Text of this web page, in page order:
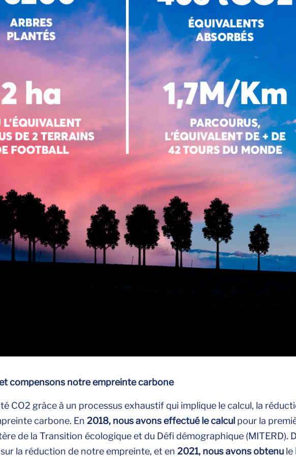
compensons notre empreinte carbone
CO2 grâce à un processus exhaustif qui implique le calcul, la
carbone. En 2018, nous avons effectué le calcul pour la
de la Transition écologique et du Défi démographique (MITERD).
la réduction de notre empreinte, et en 2021, nous avons obtenu le